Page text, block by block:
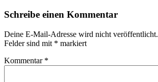
Schreibe einen Kommentar
Deine E-Mail-Adresse wird nicht veröffentlicht.
Felder sind mit * markiert
Kommentar *